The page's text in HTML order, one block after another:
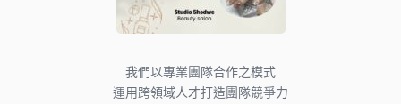
我們以專業團隊合作之模式
運用跨領域人才打造團隊競爭力